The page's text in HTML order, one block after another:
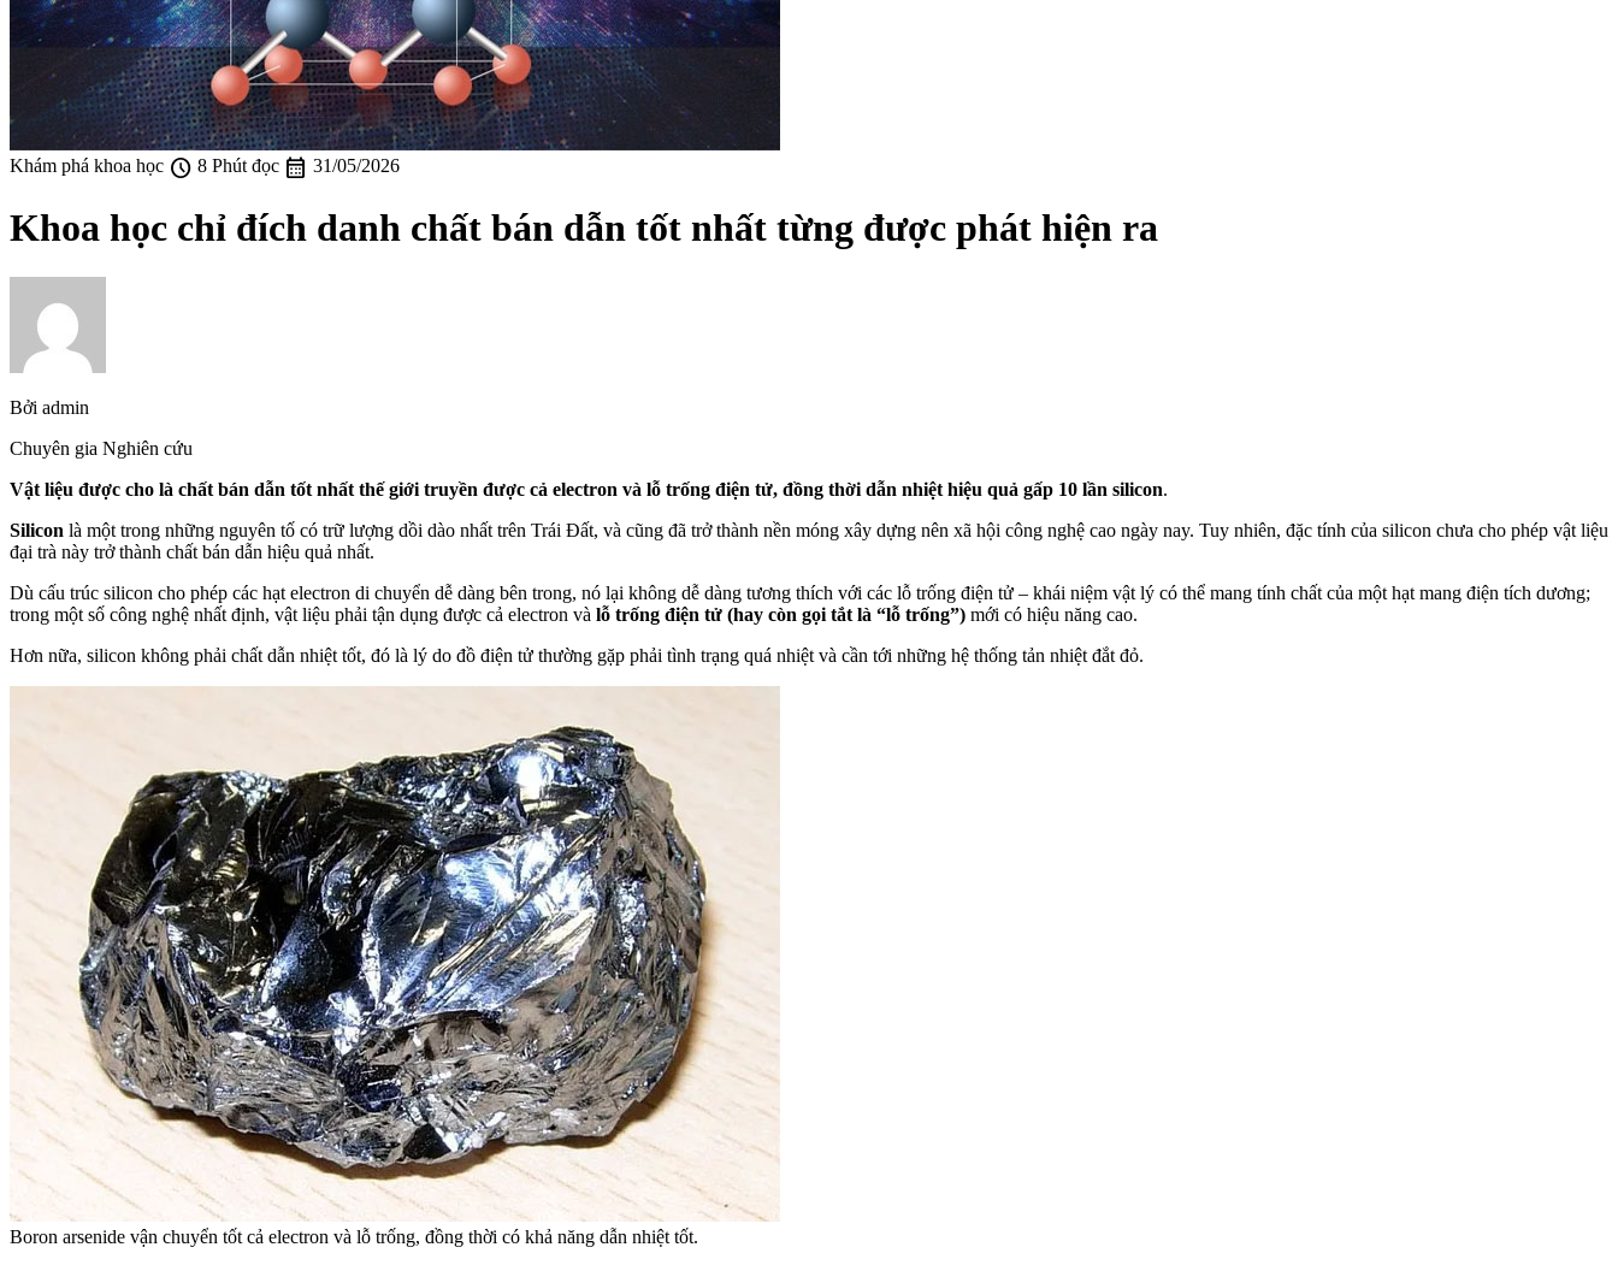
Khám phá khoa học schedule 8 Phút đọc calendar_month 31/05/2026
Khoa học chỉ đích danh chất bán dẫn tốt nhất từng được phát hiện ra
Bởi admin
Chuyên gia Nghiên cứu
Vật liệu được cho là chất bán dẫn tốt nhất thế giới truyền được cả electron và lỗ trống điện tử, đồng thời dẫn nhiệt hiệu quả gấp 10 lần silicon.
Silicon là một trong những nguyên tố có trữ lượng dồi dào nhất trên Trái Đất, và cũng đã trở thành nền móng xây dựng nên xã hội công nghệ cao ngày nay. Tuy nhiên, đặc tính của silicon chưa cho phép vật liệu
đại trà này trở thành chất bán dẫn hiệu quả nhất.
Dù cấu trúc silicon cho phép các hạt electron di chuyển dễ dàng bên trong, nó lại không dễ dàng tương thích với các lỗ trống điện tử – khái niệm vật lý có thể mang tính chất của một hạt mang điện tích dương;
trong một số công nghệ nhất định, vật liệu phải tận dụng được cả electron và lỗ trống điện tử (hay còn gọi tắt là “lỗ trống”) mới có hiệu năng cao.
Hơn nữa, silicon không phải chất dẫn nhiệt tốt, đó là lý do đồ điện tử thường gặp phải tình trạng quá nhiệt và cần tới những hệ thống tản nhiệt đắt đỏ.
Boron arsenide vận chuyển tốt cả electron và lỗ trống, đồng thời có khả năng dẫn nhiệt tốt.